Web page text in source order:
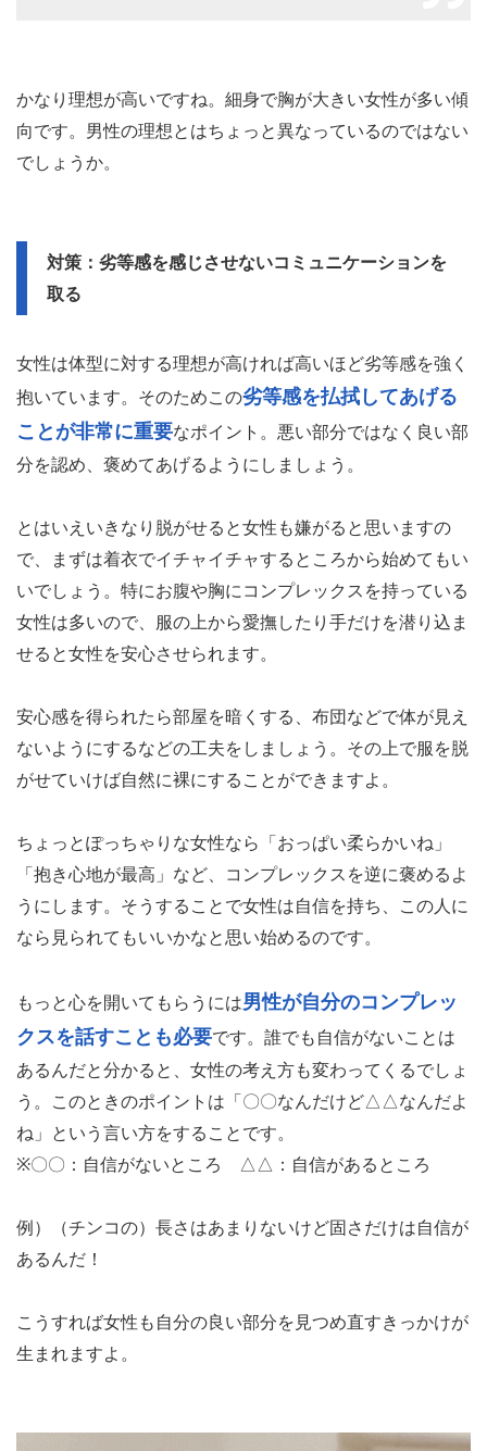
かなり理想が高いですね。細身で胸が大きい女性が多い傾
向です。男性の理想とはちょっと異なっているのではない
でしょうか。
対策：劣等感を感じさせないコミュニケーションを
取る
女性は体型に対する理想が高ければ高いほど劣等感を強く
抱いています。そのためこの劣等感を払拭してあげる
ことが非常に重要なポイント。悪い部分ではなく良い部
分を認め、褒めてあげるようにしましょう。
とはいえいきなり脱がせると女性も嫌がると思いますの
で、まずは着衣でイチャイチャするところから始めてもい
いでしょう。特にお腹や胸にコンプレックスを持っている
女性は多いので、服の上から愛撫したり手だけを潜り込ま
せると女性を安心させられます。
安心感を得られたら部屋を暗くする、布団などで体が見え
ないようにするなどの工夫をしましょう。その上で服を脱
がせていけば自然に裸にすることができますよ。
ちょっとぽっちゃりな女性なら「おっぱい柔らかいね」
「抱き心地が最高」など、コンプレックスを逆に褒めるよ
うにします。そうすることで女性は自信を持ち、この人に
なら見られてもいいかなと思い始めるのです。
もっと心を開いてもらうには男性が自分のコンプレッ
クスを話すことも必要です。誰でも自信がないことは
あるんだと分かると、女性の考え方も変わってくるでしょ
う。このときのポイントは「〇〇なんだけど△△なんだよ
ね」という言い方をすることです。
※〇〇：自信がないところ △△：自信があるところ
例）（チンコの）長さはあまりないけど固さだけは自信が
あるんだ！
こうすれば女性も自分の良い部分を見つめ直すきっかけが
生まれますよ。